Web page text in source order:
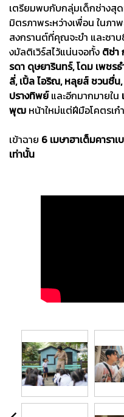
เตรียมพบกับกลุ่มเด็กช่างสุด
มิตรภาพระหว่างเพื่อน ในภ
สงกรานต์ที่คุณจะขำ และซา
งมัลติเวิร์สไว้แน่นจอทั้ง ติช่า
รดา ดุษยารินทร์, โดม เพชร
ลี่, เปิ้ล ไอริณ, หลุยส์ ชวนชื่
ปรางทิพย์และอีกมากมายใน
พุฒ หน้าใหม่แต่ฝีมือโคตรเก๋า
เข้าฉาย 6 เมษาฮาเต็มคารา
เท่านั้น